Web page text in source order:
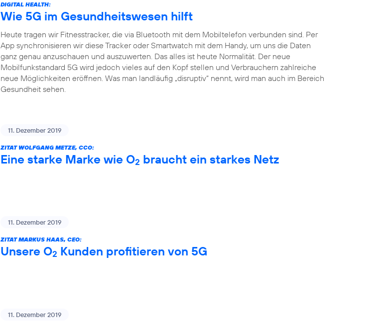
DIGITAL HEALTH:
Wie 5G im Gesundheitswesen hilft
Heute tragen wir Fitnesstracker, die via Bluetooth mit dem Mobiltelefon verbunden sind. Per
App synchronisieren wir diese Tracker oder Smartwatch mit dem Handy, um uns die Daten
ganz genau anzuschauen und auszuwerten. Das alles ist heute Normalität. Der neue
Mobilfunkstandard 5G wird jedoch vieles auf den Kopf stellen und Verbrauchern zahlreiche
neue Möglichkeiten eröffnen. Was man landläufig „disruptiv“ nennt, wird man auch im Bereich
Gesundheit sehen.
11. Dezember 2019
ZITAT WOLFGANG METZE, CCO:
Eine starke Marke wie O2 braucht ein starkes Netz
11. Dezember 2019
ZITAT MARKUS HAAS, CEO:
Unsere O2 Kunden profitieren von 5G
11. Dezember 2019